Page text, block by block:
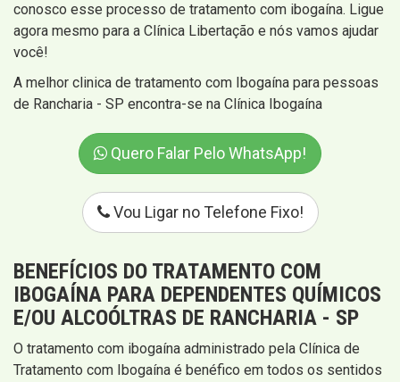
conosco esse processo de tratamento com ibogaína. Ligue
agora mesmo para a Clínica Libertação e nós vamos ajudar
você!
A melhor clinica de tratamento com Ibogaína para pessoas
de Rancharia - SP encontra-se na Clínica Ibogaína
Quero Falar Pelo WhatsApp!
Vou Ligar no Telefone Fixo!
BENEFÍCIOS DO TRATAMENTO COM
IBOGAÍNA PARA DEPENDENTES QUÍMICOS
E/OU ALCOÓLTRAS DE RANCHARIA - SP
O tratamento com ibogaína administrado pela Clínica de
Tratamento com Ibogaína é benéfico em todos os sentidos